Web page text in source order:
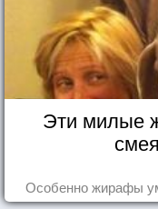
Эти милые
Особенно жирафы